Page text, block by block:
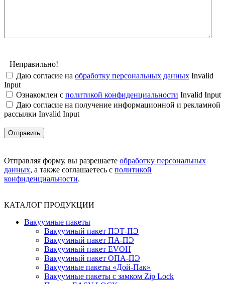
Неправильно!
Даю согласие на обработку персональных данных Invalid
Input
Ознакомлен с политикой конфиденциальности Invalid Input
Даю согласие на получение информационной и рекламной
рассылки Invalid Input
Отправляя форму, вы разрешаете обработку персональных
данных, а также соглашаетесь с политикой
конфиденциальности.
КАТАЛОГ ПРОДУКЦИИ
Вакуумные пакеты
Вакуумный пакет ПЭТ-ПЭ
Вакуумный пакет ПА-ПЭ
Вакуумный пакет EVOH
Вакуумный пакет ОПА-ПЭ
Вакуумные пакеты «Дой-Пак»
Вакуумные пакеты с замком Zip Lock